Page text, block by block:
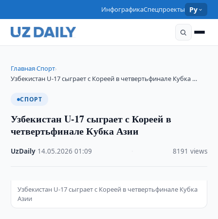
ИнфографикаСпецпроекты Ру
Главная›Спорт›
Узбекистан U-17 сыграет с Кореей в четвертьфинале Кубка …
СПОРТ
Узбекистан U-17 сыграет с Кореей в
четвертьфинале Кубка Азии
UzDaily 14.05.2026 ·01:09 8191 views
Узбекистан U-17 сыграет с Кореей в четвертьфинале Кубка
Азии